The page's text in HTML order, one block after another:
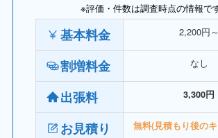
※評価・件数は調査時点の情報です
基本料金 2,200円～
割増料金 なし
出張料 3,300円
お見積り 無料(見積もり後の